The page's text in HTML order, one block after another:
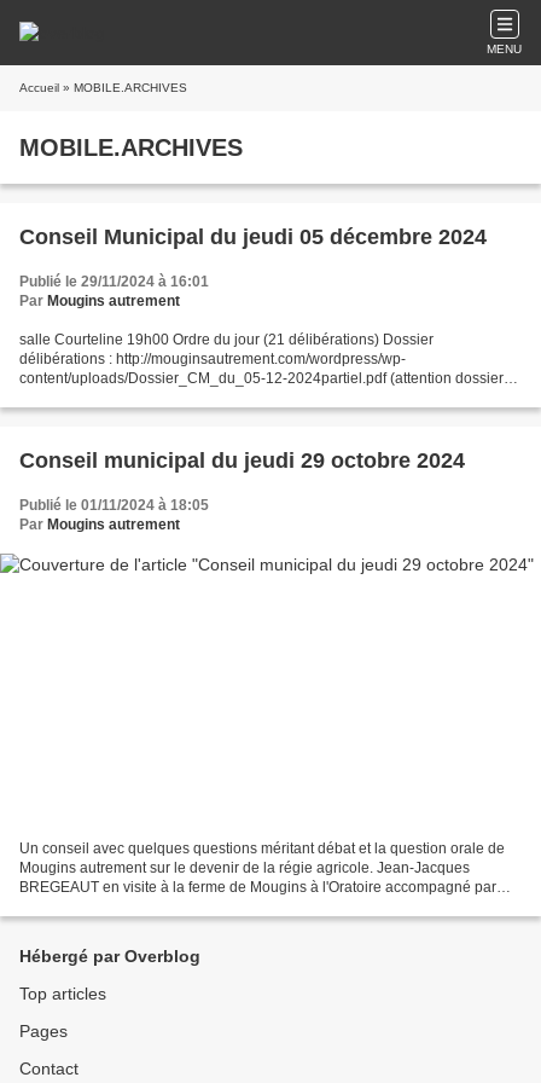
MENU
Accueil » MOBILE.ARCHIVES
MOBILE.ARCHIVES
Conseil Municipal du jeudi 05 décembre 2024
Publié le 29/11/2024 à 16:01
Par Mougins autrement
salle Courteline 19h00 Ordre du jour (21 délibérations) Dossier
délibérations : http://mouginsautrement.com/wordpress/wp-
content/uploads/Dossier_CM_du_05-12-2024partiel.pdf (attention dossier
Conseil municipal du jeudi 29 octobre 2024
Publié le 01/11/2024 à 18:05
Par Mougins autrement
Un conseil avec quelques questions méritant débat et la question orale de
Mougins autrement sur le devenir de la régie agricole. Jean-Jacques
BREGEAUT en visite à la ferme de Mougins à l'Oratoire accompagné par
Hébergé par Overblog
Top articles
Pages
Contact